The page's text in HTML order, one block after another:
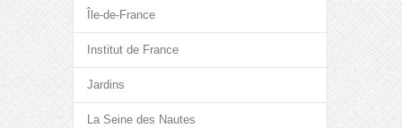
Île-de-France
Institut de France
Jardins
La Seine des Nautes